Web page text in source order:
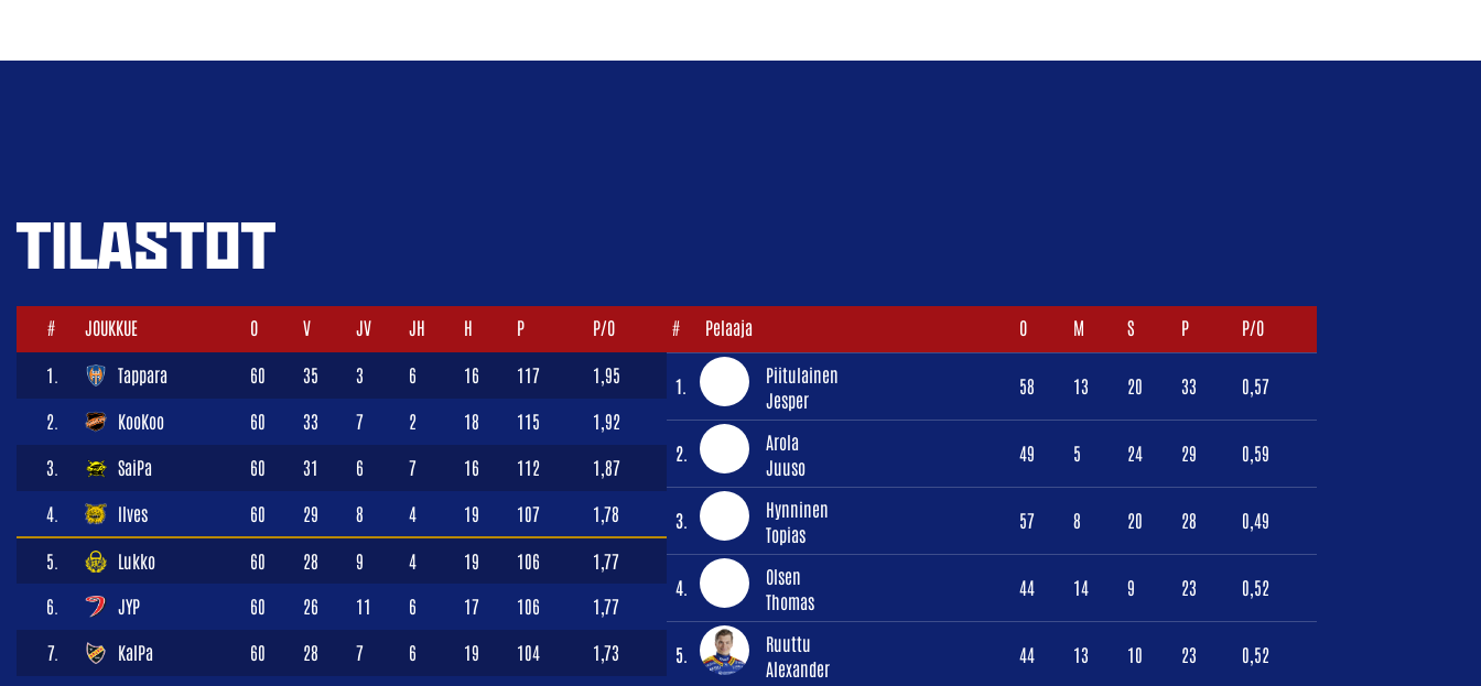
TILASTOT
# JOUKKUE O V JV JH H P P/O
1. Tappara 60 35 3 6 16 117 1,95
2. KooKoo 60 33 7 2 18 115 1,92
3. SaiPa 60 31 6 7 16 112 1,87
4. Ilves 60 29 8 4 19 107 1,78
5. Lukko 60 28 9 4 19 106 1,77
6. JYP 60 26 11 6 17 106 1,77
7. KalPa 60 28 7 6 19 104 1,73
# Pelaaja O M S P P/O
1.
Piitulainen
Jesper
58 13 20 33 0,57
2.
Arola
Juuso
49 5 24 29 0,59
3.
Hynninen
Topias
57 8 20 28 0,49
4.
Olsen
Thomas
44 14 9 23 0,52
5.
Ruuttu
Alexander
44 13 10 23 0,52